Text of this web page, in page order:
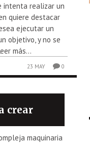
intenta realizar un
quiere destacar
ejecutar un
objetivo, y no se
más...
23 MAY 0
crear
maquinaria